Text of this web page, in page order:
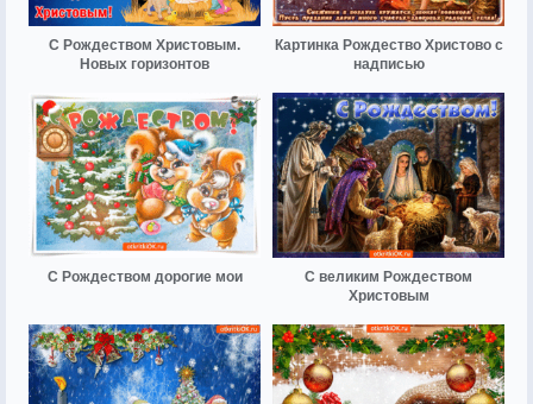
С Рождеством Христовым.
Новых горизонтов
Картинка Рождество Христово с
надписью
С Рождеством дорогие мои
С великим Рождеством
Христовым